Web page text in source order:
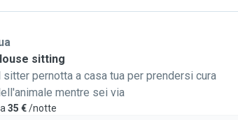
sitting
sitter pernotta a casa tua per prendersi cura
mentre sei via
35 €/notte